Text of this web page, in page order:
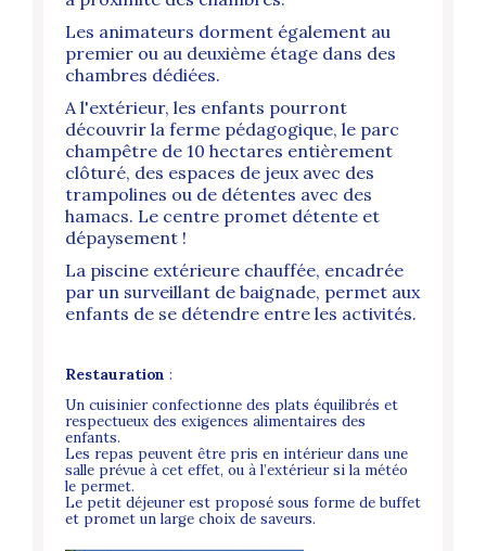
Les animateurs dorment également au
premier ou au deuxième étage dans des
chambres dédiées.
A l'extérieur, les enfants pourront
découvrir la ferme pédagogique, le parc
champêtre de 10 hectares entièrement
clôturé, des espaces de jeux avec des
trampolines ou de détentes avec des
hamacs. Le centre promet détente et
dépaysement !
La piscine extérieure chauffée, encadrée
par un surveillant de baignade, permet aux
enfants de se détendre entre les activités.
Restauration :
Un cuisinier confectionne des plats équilibrés et
respectueux des exigences alimentaires des
enfants.
Les repas peuvent être pris en intérieur dans une
salle prévue à cet effet, ou à l’extérieur si la météo
le permet.
Le petit déjeuner est proposé sous forme de buffet
et promet un large choix de saveurs.